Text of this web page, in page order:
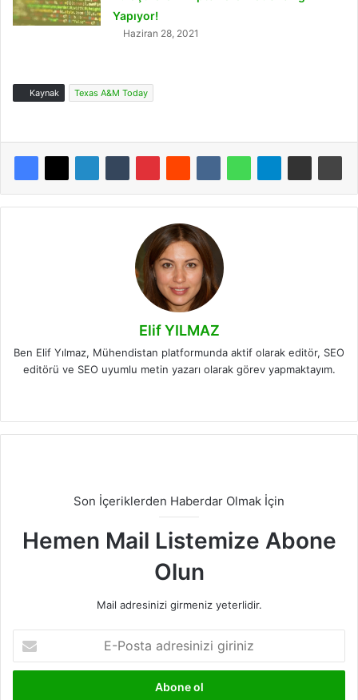
Yapıyor!
Haziran 28, 2021
Kaynak Texas A&M Today
Elif YILMAZ
Ben Elif Yılmaz, Mühendistan platformunda aktif olarak editör, SEO
editörü ve SEO uyumlu metin yazarı olarak görev yapmaktayım.
Son İçeriklerden Haberdar Olmak İçin
Hemen Mail Listemize Abone
Olun
Mail adresinizi girmeniz yeterlidir.
Posta
adresinizi